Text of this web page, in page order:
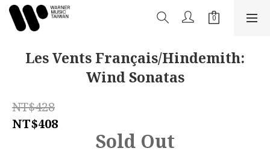
Les Vents Français/Hindemith:
Wind Sonatas
NT$428
NT$408
Sold Out